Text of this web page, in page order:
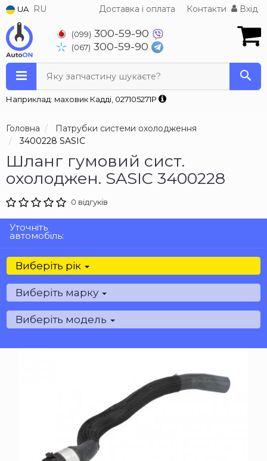
UA RU Доставка і оплата Контакти Вхід
(099) 300-59-90
(067) 300-59-90
Яку запчастину шукаєте?
Наприклад: маховик Кадді, 027105271P
Головна
Патрубки системи охолодження
3400228 SASIC
Шланг гумовий сист.
охолоджен. SASIC 3400228
0 відгуків
Уточніть
автомобіль:
Виберіть рік
Виберіть марку
Виберіть модель